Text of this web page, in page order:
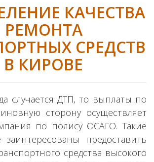
КАЧЕСТВА
РЕМОНТА
СРЕДСТВ
В КИРОВЕ
случается ДТП, то выплаты по
сторону осуществляет
по полису ОСАГО. Такие
предоставить
средства высокого